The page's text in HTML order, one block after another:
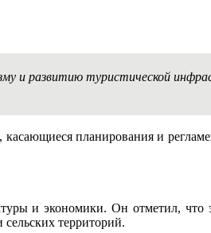
и развитию туристической
планирования и
и экономики. Он отметил, что
территорий.